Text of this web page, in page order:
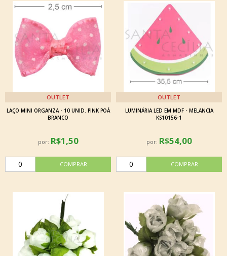
OUTLET
LAÇO MINI ORGANZA - 10 UNID. PINK POÁ
BRANCO
por: R$1,50
OUTLET
LUMINÁRIA LED EM MDF - MELANCIA
KS10156-1
por: R$54,00